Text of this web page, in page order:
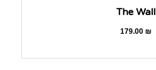
The Wall
179.00₪